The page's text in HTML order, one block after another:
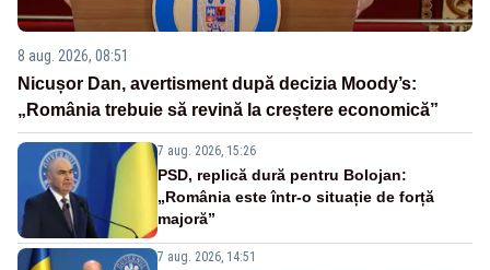
8 aug. 2026, 08:51
Nicușor Dan, avertisment după decizia Moody’s:
„România trebuie să revină la creștere economică”
7 aug. 2026, 15:26
PSD, replică dură pentru Bolojan:
„România este într-o situație de forță
majoră”
7 aug. 2026, 14:51